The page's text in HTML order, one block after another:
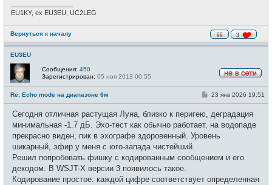
3
EU1KY, ex EU3EU, UC2LEG
Вернуться к началу
EU3EU
в
с
Сообщения: 450
Зарегистрирован: 05 ноя 2013 00:55
Re: Echo mode на диапазоне 6м
С
б
щ
н
23 янв 2026 19:51
Сегодня отличная растущая Луна, близко к перигею, деградация
минимальная -1.7 дБ. Эхо-тест как обычно работает, на водопаде
прекрасно виден, пик в эхографе здоровенный. Уровень
шикарный, эфир у меня с юго-запада чистейший.
Решил попробовать фишку с кодированным сообщением и его
декодом. В WSJT-X версии 3 появилось такое.
Кодирование простое: каждой цифре соответствует определенная